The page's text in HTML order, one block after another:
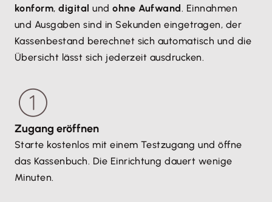
gewissenhafte Erfassung der Geschäftsvorfälle.
konform,digital undohne Aufwand . Einnahmen
und Ausgaben sind in Sekunden eingetragen, der
Kassenbestand berechnet sich automatisch und die
Übersicht lässt sich jederzeit ausdrucken.
Zugang eröffnen
Starte kostenlos mit einem Testzugang und öffne
das Kassenbuch. Die Einrichtung dauert wenige
Minuten.